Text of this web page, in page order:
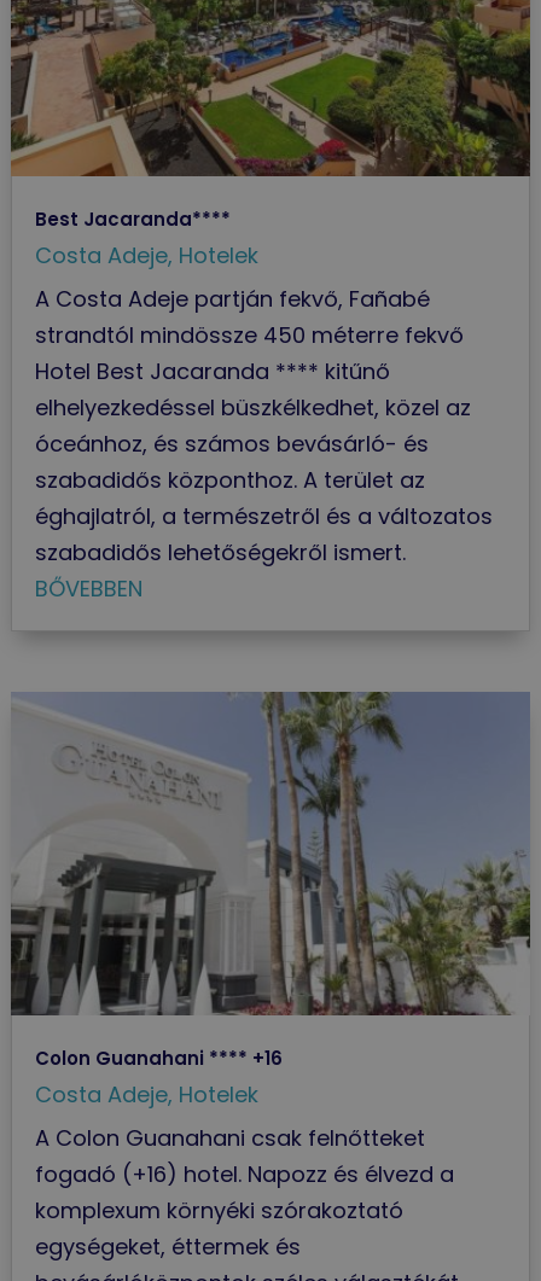
Best Jacaranda****
Costa Adeje, Hotelek
A Costa Adeje partján fekvő, Fañabé
strandtól mindössze 450 méterre fekvő
Hotel Best Jacaranda **** kitűnő
elhelyezkedéssel büszkélkedhet, közel az
óceánhoz, és számos bevásárló- és
szabadidős központhoz. A terület az
éghajlatról, a természetről és a változatos
szabadidős lehetőségekről ismert.
BŐVEBBEN
Colon Guanahani **** +16
Costa Adeje, Hotelek
A Colon Guanahani csak felnőtteket
fogadó (+16) hotel. Napozz és élvezd a
komplexum környéki szórakoztató
egységeket, éttermek és